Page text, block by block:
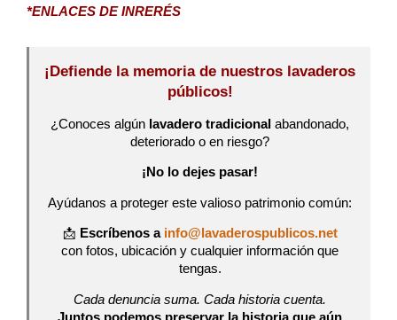
*ENLACES DE INRERÉS
¡Defiende la memoria de nuestros lavaderos
públicos!
¿Conoces algún lavadero tradicional abandonado,
deteriorado o en riesgo?
¡No lo dejes pasar!
Ayúdanos a proteger este valioso patrimonio común:
📩 Escríbenos a info@lavaderospublicos.net
con fotos, ubicación y cualquier información que
tengas.
Cada denuncia suma. Cada historia cuenta.